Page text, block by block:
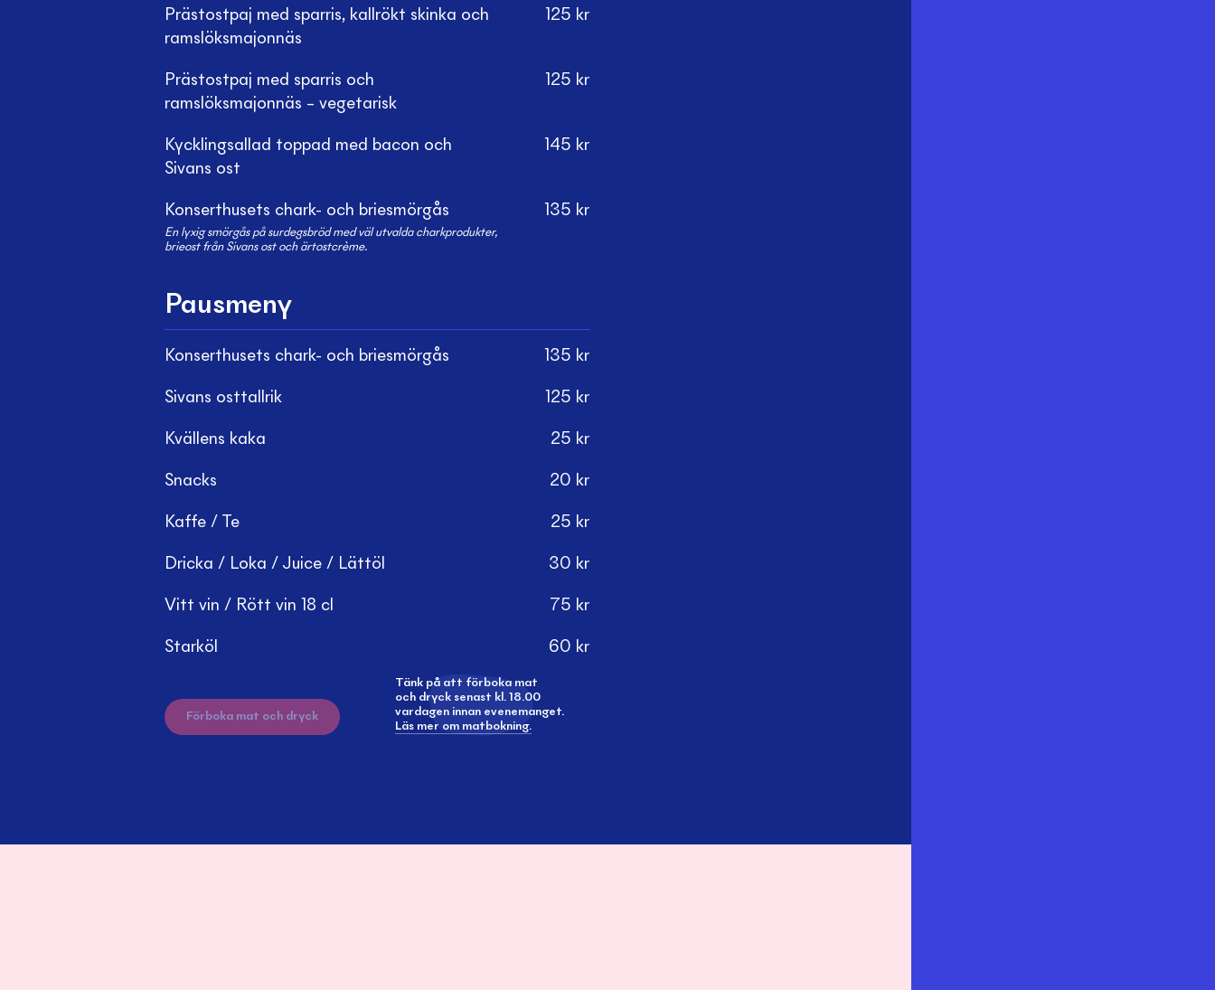
Prästostpaj med sparris, kallrökt skinka och
ramslöksmajonnäs
125 kr
Prästostpaj med sparris och
ramslöksmajonnäs – vegetarisk
125 kr
Kycklingsallad toppad med bacon och
Sivans ost
145 kr
Konserthusets chark- och briesmörgås 135 kr
En lyxig smörgås på surdegsbröd med väl utvalda charkprodukter,
brieost från Sivans ost och ärtostcrème.
Pausmeny
Konserthusets chark- och briesmörgås 135 kr
Sivans osttallrik 125 kr
Kvällens kaka 25 kr
Snacks 20 kr
Kaffe / Te 25 kr
Dricka / Loka / Juice / Lättöl 30 kr
Vitt vin / Rött vin 18 cl 75 kr
Starköl 60 kr
Förboka mat och dryck
Tänk på att förboka mat
och dryck senast kl. 18.00
vardagen innan evenemanget.
Läs mer om matbokning.